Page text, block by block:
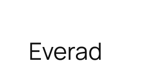
Everad